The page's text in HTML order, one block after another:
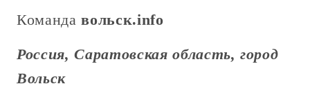
Командавольск.info
Россия, Саратовская область, город
Вольск